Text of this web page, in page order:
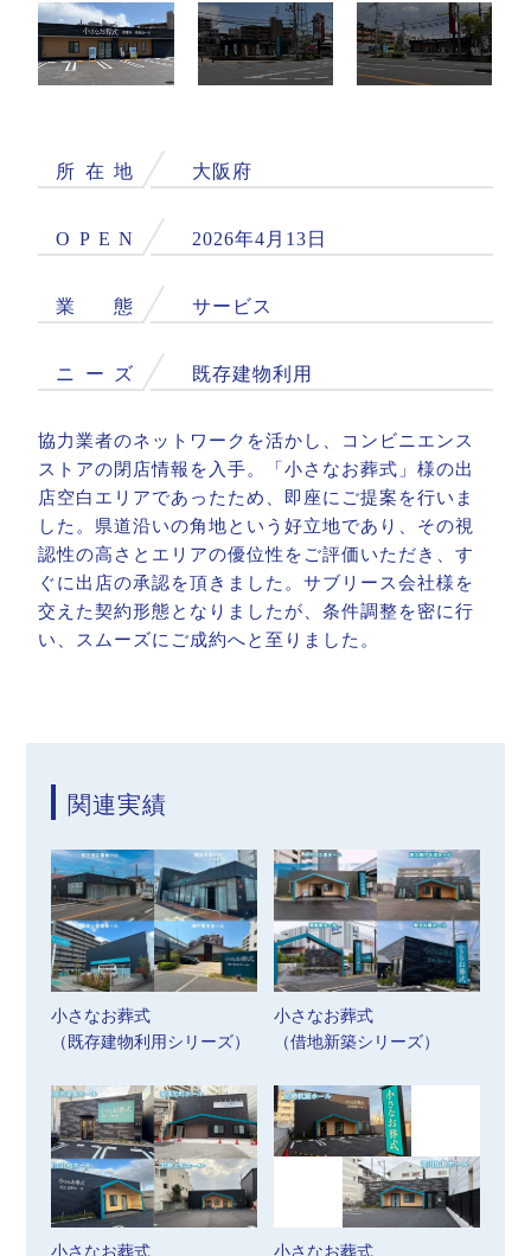
所 在 地 大阪府
O P E N 2026年4月13日
業 態 サービス
ニ ー ズ 既存建物利用
協力業者のネットワークを活かし、コンビニエンス
ストアの閉店情報を入手。「小さなお葬式」様の出
店空白エリアであったため、即座にご提案を行いま
した。県道沿いの角地という好立地であり、その視
認性の高さとエリアの優位性をご評価いただき、す
ぐに出店の承認を頂きました。サブリース会社様を
交えた契約形態となりましたが、条件調整を密に行
い、スムーズにご成約へと至りました。
関連実績
小さなお葬式
（既存建物利用シリーズ）
小さなお葬式
（借地新築シリーズ）
小さなお葬式 小さなお葬式